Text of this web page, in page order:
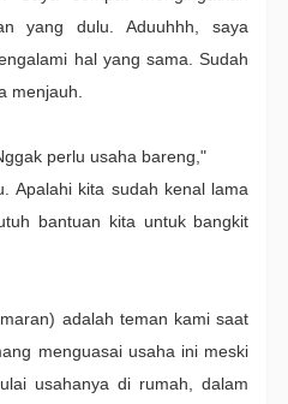
yang dulu. Aduuhhh, saya
hal yang sama. Sudah
menjauh.
perlu usaha bareng,"
Apalahi kita sudah kenal lama
bantuan kita untuk bangkit
adalah teman kami saat
menguasai usaha ini meski
usahanya di rumah, dalam